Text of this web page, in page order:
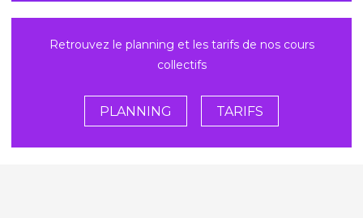
Retrouvez le planning et les tarifs de nos cours
collectifs
PLANNING TARIFS